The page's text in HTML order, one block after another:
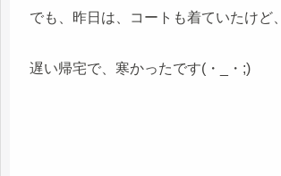
でも、昨日は、コートも着ていたけど、
遅い帰宅で、寒かったです(・_・;)